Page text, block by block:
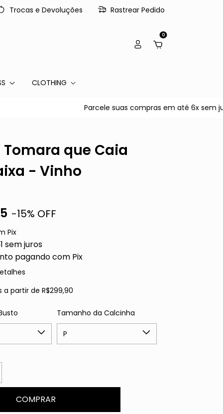
Trocas e Devoluções Rastrear Pedido
0
CLOTHING
Parcele suas compras em até 6x sem juros
que Caia
- Vinho
-15% OFF
Pix
sem juros
pagando com Pix
a partir de R$299,90
Tamanho da Calcinha